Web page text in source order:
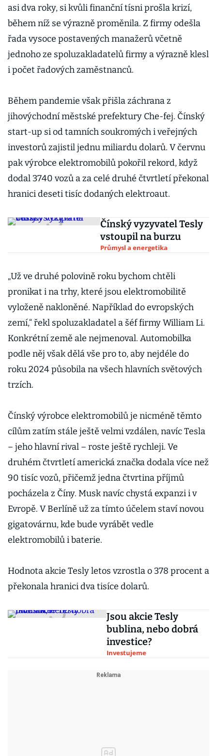
asi dva roky, si kvůli finanční tísni prošla krizí,
během níž se výrazně proměnila. Z firmy odešla
řada vysoce postavených manažerů včetně
jednoho ze spoluzakladatelů firmy a výrazně klesl
i počet řadových zaměstnanců.
Během pandemie však přišla záchrana z
jihovýchodní městské prefektury Che-fej. Čínský
start-up si od tamních soukromých i veřejných
investorů zajistil jednu miliardu dolarů. V červnu
pak výrobce elektromobilů pokořil rekord, když
dodal 3740 vozů a za celé druhé čtvrtletí překonal
hranici deseti tisíc dodaných elektroaut.
Čínský vyzyvatel Tesly
vstoupil na burzu
Průmysl a energetika
„Už ve druhé polovině roku bychom chtěli
pronikat i na trhy, které jsou elektromobilitě
vyloženě nakloněné. Například do evropských
zemí,“ řekl spoluzakladatel a šéf firmy William Li.
Konkrétní země ale nejmenoval. Automobilka
podle něj však dělá vše pro to, aby nejdéle do
roku 2024 působila na všech hlavních světových
trzích.
Čínský výrobce elektromobilů je nicméně těmto
cílům zatím stále ještě velmi vzdálen, navíc Tesla
– jeho hlavní rival – roste ještě rychleji. Ve
druhém čtvrtletí americká značka dodala více než
90 tisíc vozů, přičemž jedna čtvrtina příjmů
pocházela z Číny. Musk navíc chystá expanzi i v
Evropě. V Berlíně už za tímto účelem staví novou
gigatovárnu, kde bude vyrábět vedle
elektromobilů i baterie.
Hodnota akcie Tesly letos vzrostla o 378 procent a
překonala hranici dva tisíce dolarů.
Jsou akcie Tesly
bublina, nebo dobrá
investice?
Investujeme